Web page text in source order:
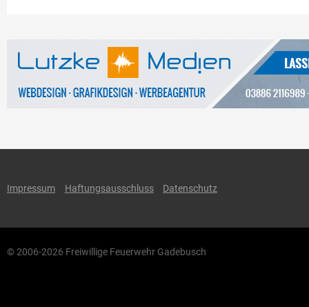
Impressum Haftungsausschluss Datenschutz
© 2006-2026 Freiwillige Feuerwehr Gadebusch